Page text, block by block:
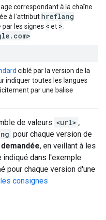
correspondant à la chaîne
à l'attribut hreflang
par les signes < et >
. com>
ciblé par la version de la
indiquer toutes les langues
par une balise
de valeurs <url> ,
pour chaque version de
, en veillant à les
indiqué dans l'exemple
pour chaque version d'une
consignes